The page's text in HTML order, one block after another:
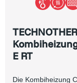
E RT
Die Kombiheizung